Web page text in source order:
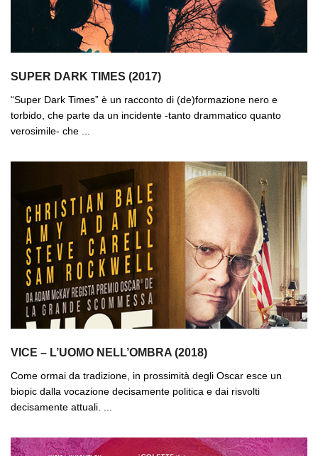
SUPER DARK TIMES (2017)
“Super Dark Times” è un racconto di (de)formazione nero e
torbido, che parte da un incidente -tanto drammatico quanto
verosimile- che ...
VICE – L’UOMO NELL’OMBRA (2018)
Come ormai da tradizione, in prossimità degli Oscar esce un
biopic dalla vocazione decisamente politica e dai risvolti
decisamente attuali. ...